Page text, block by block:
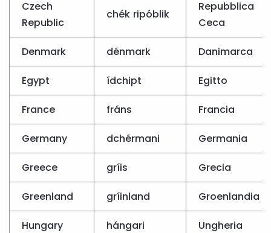
Czech
Republic
chék ripóblik
Repubblica
Ceca
Denmark dénmark Danimarca
Egypt ídchipt Egitto
France fráns Francia
Germany dchérmani Germania
Greece gríis Grecia
Greenland gríinland Groenlandia
Hungary hángari Ungheria